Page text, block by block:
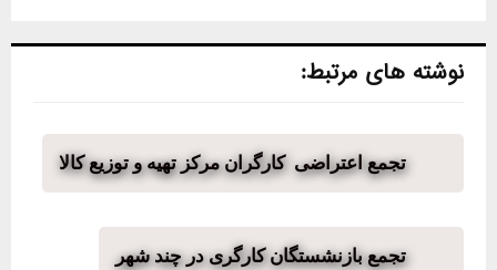
نوشته های مرتبط:
تجمع اعتراضی کارگران مرکز تهیه و توزیع کالا
تجمع بازنشستگان کارگری در چند شهر